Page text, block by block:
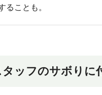
ることも。
ッフのサボりに